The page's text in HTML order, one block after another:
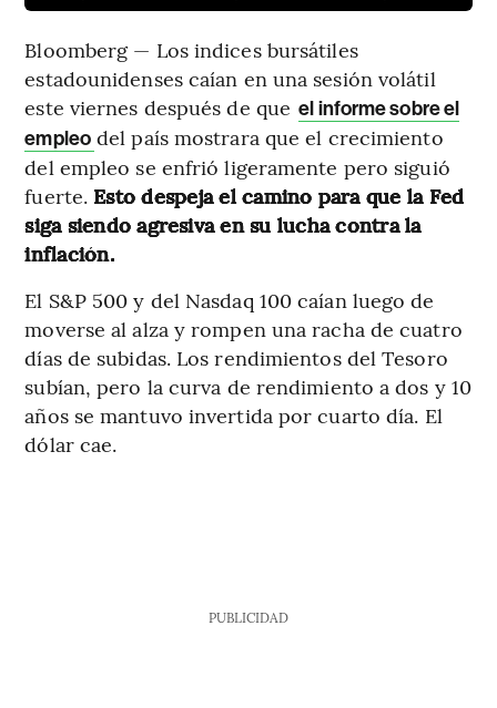
Bloomberg — Los indices bursátiles
estadounidenses caían en una sesión volátil
este viernes después de que el informe sobre el
empleo del país mostrara que el crecimiento
del empleo se enfrió ligeramente pero siguió
fuerte. Esto despeja el camino para que la Fed
siga siendo agresiva en su lucha contra la
inflación.
El S&P 500 y del Nasdaq 100 caían luego de
moverse al alza y rompen una racha de cuatro
días de subidas. Los rendimientos del Tesoro
subían, pero la curva de rendimiento a dos y 10
años se mantuvo invertida por cuarto día. El
dólar cae.
PUBLICIDAD